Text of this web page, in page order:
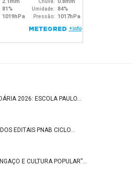
2026: ESCOLA PAULO…
EDITAIS PNAB CICLO…
E CULTURA POPULAR”…